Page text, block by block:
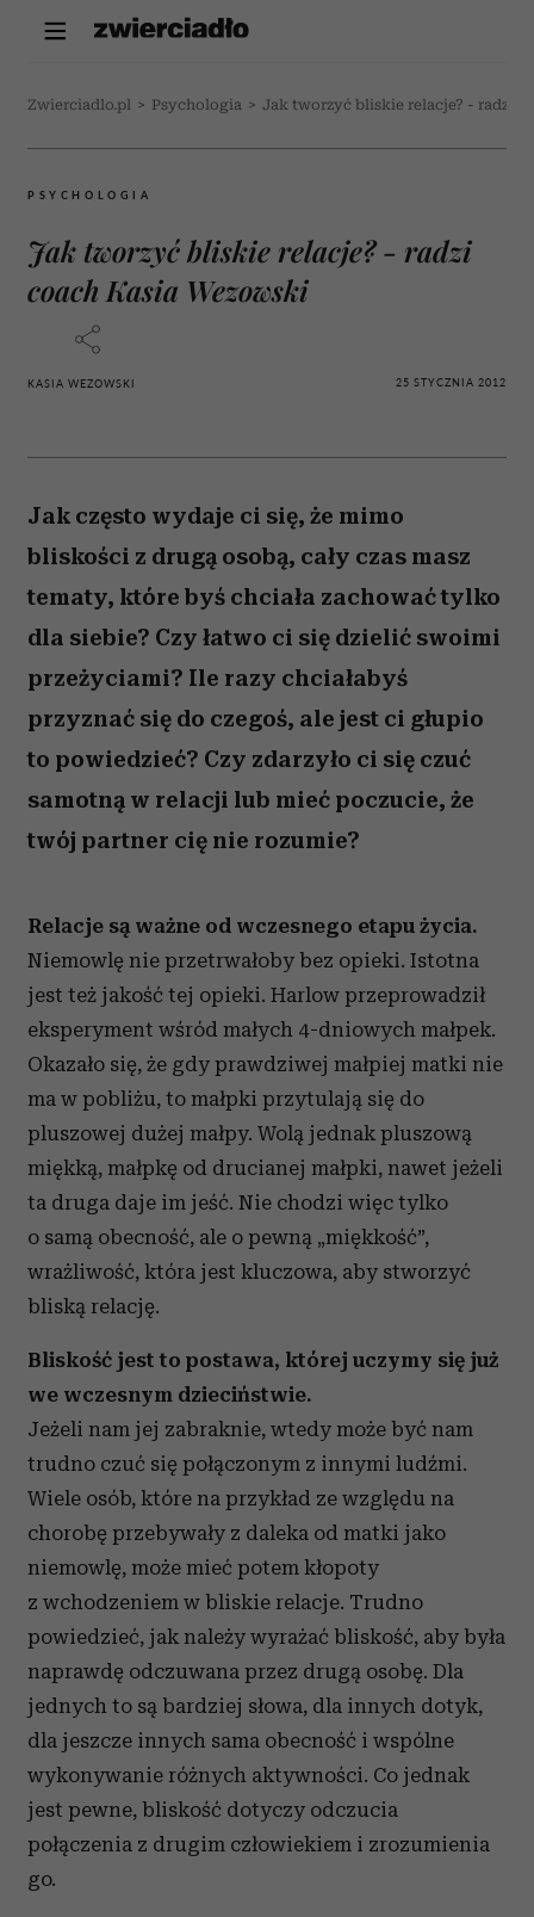
Zwierciadlo.pl > Psychologia > Jak tworzyć bliskie relacje? - radzi
PSYCHOLOGIA
Jak tworzyć bliskie relacje? - radzi
coach Kasia Wezowski
KASIA WEZOWSKI 25 STYCZNIA 2012
Jak często wydaje ci się, że mimo
bliskości z drugą osobą, cały czas masz
tematy, które byś chciała zachować tylko
dla siebie? Czy łatwo ci się dzielić swoimi
przeżyciami? Ile razy chciałabyś
przyznać się do czegoś, ale jest ci głupio
to powiedzieć? Czy zdarzyło ci się czuć
samotną w relacji lub mieć poczucie, że
twój partner cię nie rozumie?
Relacje są ważne od wczesnego etapu życia.
Niemowlę nie przetrwałoby bez opieki. Istotna
jest też jakość tej opieki. Harlow przeprowadził
eksperyment wśród małych 4-dniowych małpek.
Okazało się, że gdy prawdziwej małpiej matki nie
ma w pobliżu, to małpki przytulają się do
pluszowej dużej małpy. Wolą jednak pluszową
miękką, małpkę od drucianej małpki, nawet jeżeli
ta druga daje im jeść. Nie chodzi więc tylko
o samą obecność, ale o pewną „miękkość”,
wrażliwość, która jest kluczowa, aby stworzyć
bliską relację.
Bliskość jest to postawa, której uczymy się już
we wczesnym dzieciństwie.
Jeżeli nam jej zabraknie, wtedy może być nam
trudno czuć się połączonym z innymi ludźmi.
Wiele osób, które na przykład ze względu na
chorobę przebywały z daleka od matki jako
niemowlę, może mieć potem kłopoty
z wchodzeniem w bliskie relacje. Trudno
powiedzieć, jak należy wyrażać bliskość, aby była
naprawdę odczuwana przez drugą osobę. Dla
jednych to są bardziej słowa, dla innych dotyk,
dla jeszcze innych sama obecność i wspólne
wykonywanie różnych aktywności. Co jednak
jest pewne, bliskość dotyczy odczucia
połączenia z drugim człowiekiem i zrozumienia
go.